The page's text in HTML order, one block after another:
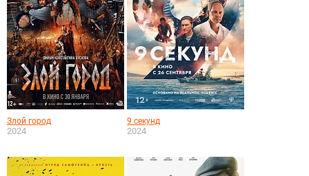
Злой город
2024
9 секунд
2024